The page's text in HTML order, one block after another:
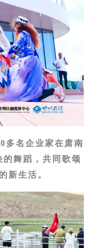
多名企业家在肃南
舞蹈，共同歌颂
新生活。